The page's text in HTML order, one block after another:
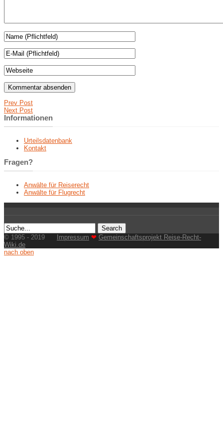
Prev Post
Next Post
Informationen
Urteilsdatenbank
Kontakt
Fragen?
Anwälte für Reiserecht
Anwälte für Flugrecht
© 1995 - 2019 Impressum ❤ Gemeinschaftsprojekt Reise-Recht-
Wiki.de
nach oben